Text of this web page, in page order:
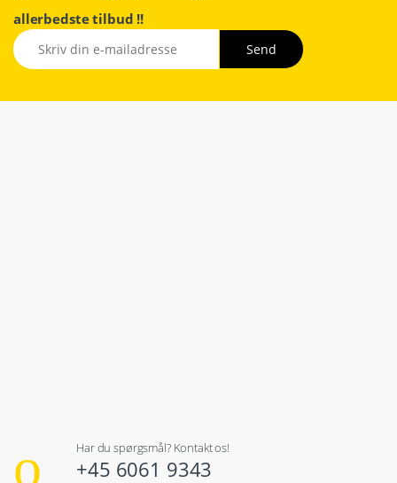
allerbedste tilbud !!
Har du spørgsmål? Kontakt os!
+45 6061 9343